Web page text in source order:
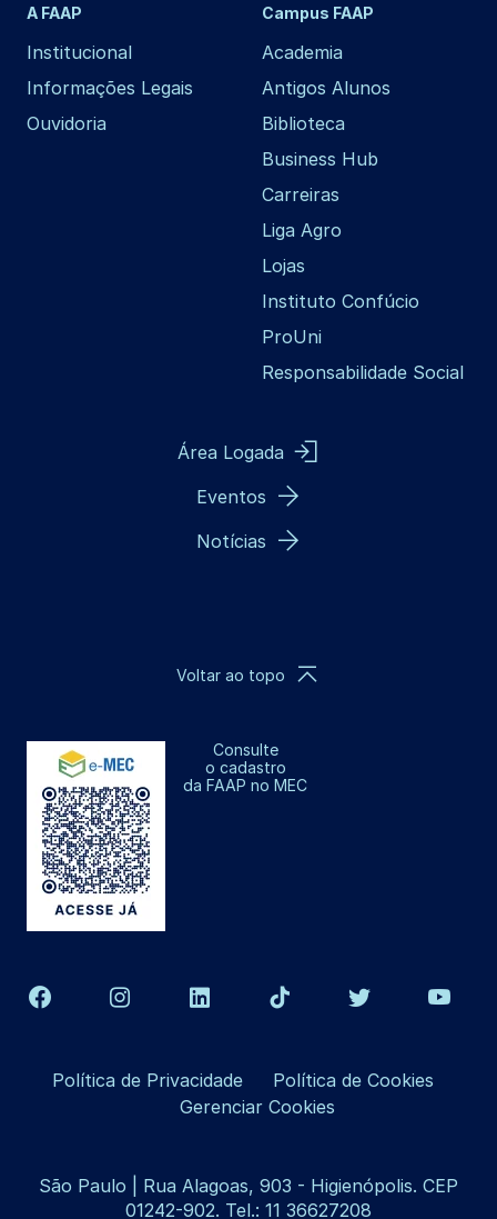
A FAAP
Institucional
Informações Legais
Ouvidoria
Campus FAAP
Academia
Antigos Alunos
Biblioteca
Business Hub
Carreiras
Liga Agro
Lojas
Instituto Confúcio
ProUni
Responsabilidade Social
Área Logada
Eventos
Notícias
Consulte
o cadastro
da FAAP no MEC
Voltar ao topo
Política de Privacidade
Política de Cookies
Gerenciar Cookies
São Paulo | Rua Alagoas, 903 - Higienópolis. CEP
01242-902. Tel.: 11 36627208